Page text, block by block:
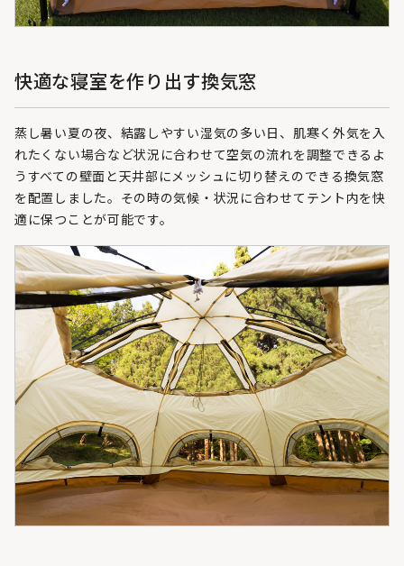
快適な寝室を作り出す換気窓
蒸し暑い夏の夜、結露しやすい湿気の多い日、肌寒く外気を入
れたくない場合など状況に合わせて空気の流れを調整できるよ
うすべての壁面と天井部にメッシュに切り替えのできる換気窓
を配置しました。その時の気候・状況に合わせてテント内を快
適に保つことが可能です。